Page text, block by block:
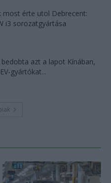
most érte utol Debrecent:
i3 sorozatgyártása
azt a lapot Kínában,
gyártókat...